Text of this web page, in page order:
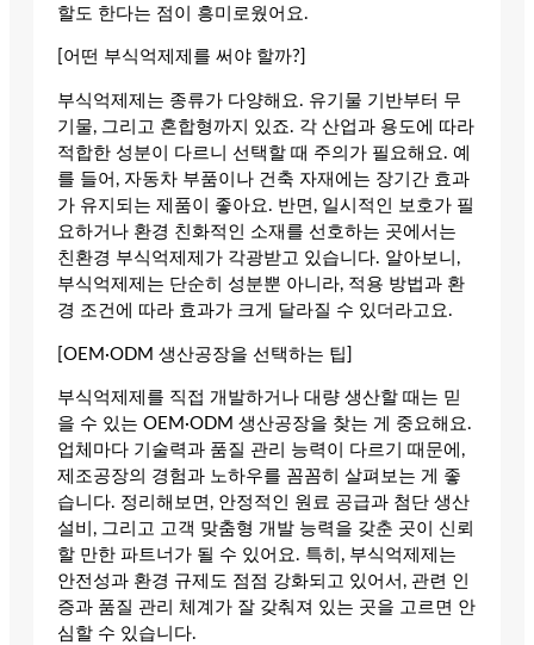
할도 한다는 점이 흥미로웠어요.
[어떤 부식억제제를 써야 할까?]
부식억제제는 종류가 다양해요. 유기물 기반부터 무
기물, 그리고 혼합형까지 있죠. 각 산업과 용도에 따라
적합한 성분이 다르니 선택할 때 주의가 필요해요. 예
를 들어, 자동차 부품이나 건축 자재에는 장기간 효과
가 유지되는 제품이 좋아요. 반면, 일시적인 보호가 필
요하거나 환경 친화적인 소재를 선호하는 곳에서는
친환경 부식억제제가 각광받고 있습니다. 알아보니,
부식억제제는 단순히 성분뿐 아니라, 적용 방법과 환
경 조건에 따라 효과가 크게 달라질 수 있더라고요.
[OEM·ODM 생산공장을 선택하는 팁]
부식억제제를 직접 개발하거나 대량 생산할 때는 믿
을 수 있는 OEM·ODM 생산공장을 찾는 게 중요해요.
업체마다 기술력과 품질 관리 능력이 다르기 때문에,
제조공장의 경험과 노하우를 꼼꼼히 살펴보는 게 좋
습니다. 정리해보면, 안정적인 원료 공급과 첨단 생산
설비, 그리고 고객 맞춤형 개발 능력을 갖춘 곳이 신뢰
할 만한 파트너가 될 수 있어요. 특히, 부식억제제는
안전성과 환경 규제도 점점 강화되고 있어서, 관련 인
증과 품질 관리 체계가 잘 갖춰져 있는 곳을 고르면 안
심할 수 있습니다.